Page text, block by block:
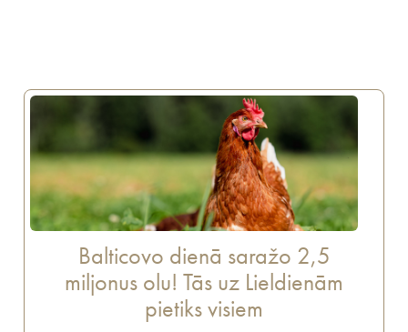
Balticovo dienā saražo 2,5
miljonus olu! Tās uz Lieldienām
pietiks visiem